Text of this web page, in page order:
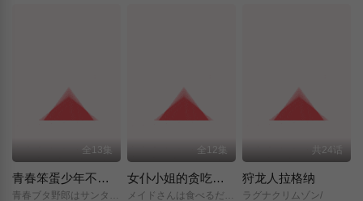
全13集
青春笨蛋少年不做圣诞服女郎的梦
全12集
女仆小姐的贪吃日常
メイドさんは食べるだけ/
共24话
狩龙人拉格纳
ラグナクリムゾン/